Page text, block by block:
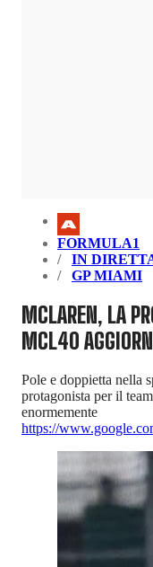
FORMULA1
IN
GP MIAMI
MCLAREN, LA
MCL40
Pole e doppietta nella
protagonista per il
enormemente
https://